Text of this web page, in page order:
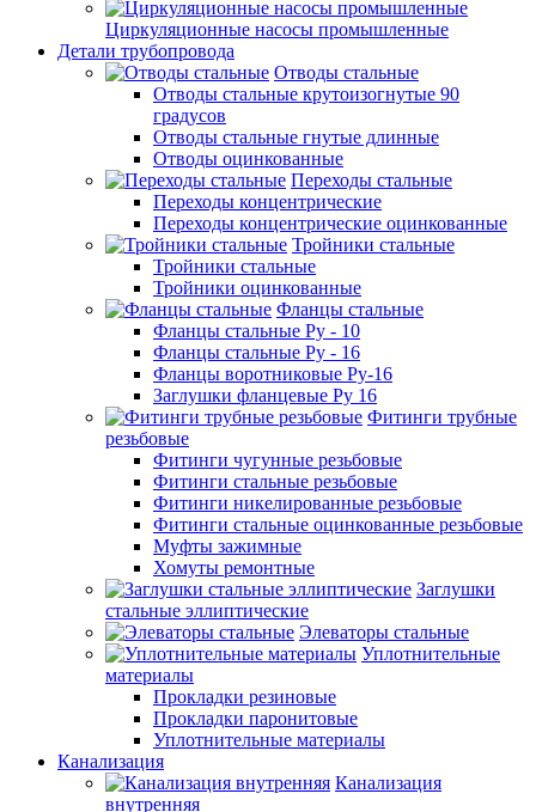
Циркуляционные насосы промышленные
Детали трубопровода
Отводы стальные
Отводы стальные крутоизогнутые 90
градусов
Отводы стальные гнутые длинные
Отводы оцинкованные
Переходы стальные
Переходы концентрические
Переходы концентрические оцинкованные
Тройники стальные
Тройники стальные
Тройники оцинкованные
Фланцы стальные
Фланцы стальные Ру - 10
Фланцы стальные Ру - 16
Фланцы воротниковые Ру-16
Заглушки фланцевые Ру 16
Фитинги трубные
резьбовые
Фитинги чугунные резьбовые
Фитинги стальные резьбовые
Фитинги никелированные резьбовые
Фитинги стальные оцинкованные резьбовые
Муфты зажимные
Хомуты ремонтные
Заглушки
стальные эллиптические
Элеваторы стальные
Уплотнительные
материалы
Прокладки резиновые
Прокладки паронитовые
Уплотнительные материалы
Канализация
Канализация
внутренняя